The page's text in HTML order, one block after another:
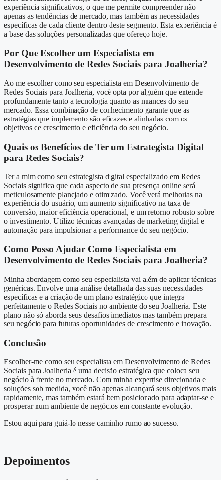
experiência significativos, o que me permite compreender não
apenas as tendências de mercado, mas também as necessidades
específicas de cada cliente dentro deste segmento. Esta experiência é
a base das soluções personalizadas que ofereço hoje.
Por Que Escolher um Especialista em
Desenvolvimento de Redes Sociais para Joalheria?
Ao me escolher como seu especialista em Desenvolvimento de
Redes Sociais para Joalheria, você opta por alguém que entende
profundamente tanto a tecnologia quanto as nuances do seu
mercado. Essa combinação de conhecimento garante que as
estratégias que implemento são eficazes e alinhadas com os
objetivos de crescimento e eficiência do seu negócio.
Quais os Benefícios de Ter um Estrategista Digital
para Redes Sociais?
Ter a mim como seu estrategista digital especializado em Redes
Sociais significa que cada aspecto de sua presença online será
meticulosamente planejado e otimizado. Você verá melhorias na
experiência do usuário, um aumento significativo na taxa de
conversão, maior eficiência operacional, e um retorno robusto sobre
o investimento. Utilizo técnicas avançadas de marketing digital e
automação para impulsionar a performance do seu negócio.
Como Posso Ajudar Como Especialista em
Desenvolvimento de Redes Sociais para Joalheria?
Minha abordagem como seu especialista vai além de aplicar técnicas
genéricas. Envolve uma análise detalhada das suas necessidades
específicas e a criação de um plano estratégico que integra
perfeitamente o Redes Sociais no ambiente do seu Joalheria. Este
plano não só aborda seus desafios imediatos mas também prepara
seu negócio para futuras oportunidades de crescimento e inovação.
Conclusão
Escolher-me como seu especialista em Desenvolvimento de Redes
Sociais para Joalheria é uma decisão estratégica que coloca seu
negócio à frente no mercado. Com minha expertise direcionada e
soluções sob medida, você não apenas alcançará seus objetivos mais
rapidamente, mas também estará bem posicionado para adaptar-se e
prosperar num ambiente de negócios em constante evolução.
Estou aqui para guiá-lo nesse caminho rumo ao sucesso.
Depoimentos